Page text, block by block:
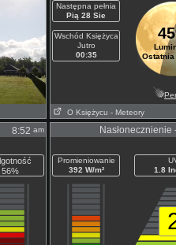
Następna pełnia
Pią 28 Sie
Wschód Księżyca
Jutro
00:35
Ostatnia
O Księżycu - Meteory
8:52 am
56%
Nasłonecznienie
Promieniowanie
392 W/m²
1.8